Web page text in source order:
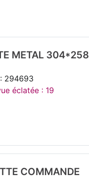
METAL 304*258
294693
éclatée : 19
COMMANDE